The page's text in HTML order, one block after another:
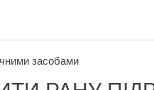
засобами